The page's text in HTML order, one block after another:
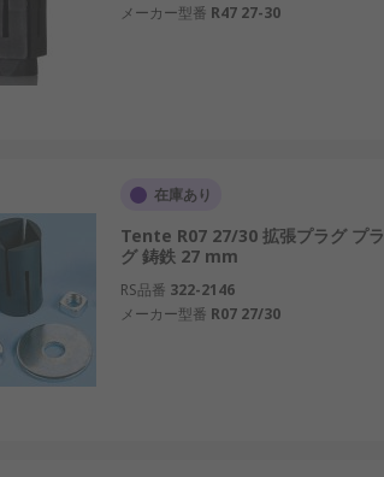
メーカー型番 R47 27-30
在庫あり
Tente R07 27/30 拡張プラグ プラ
グ 鋳鉄 27 mm
RS品番 322-2146
メーカー型番 R07 27/30